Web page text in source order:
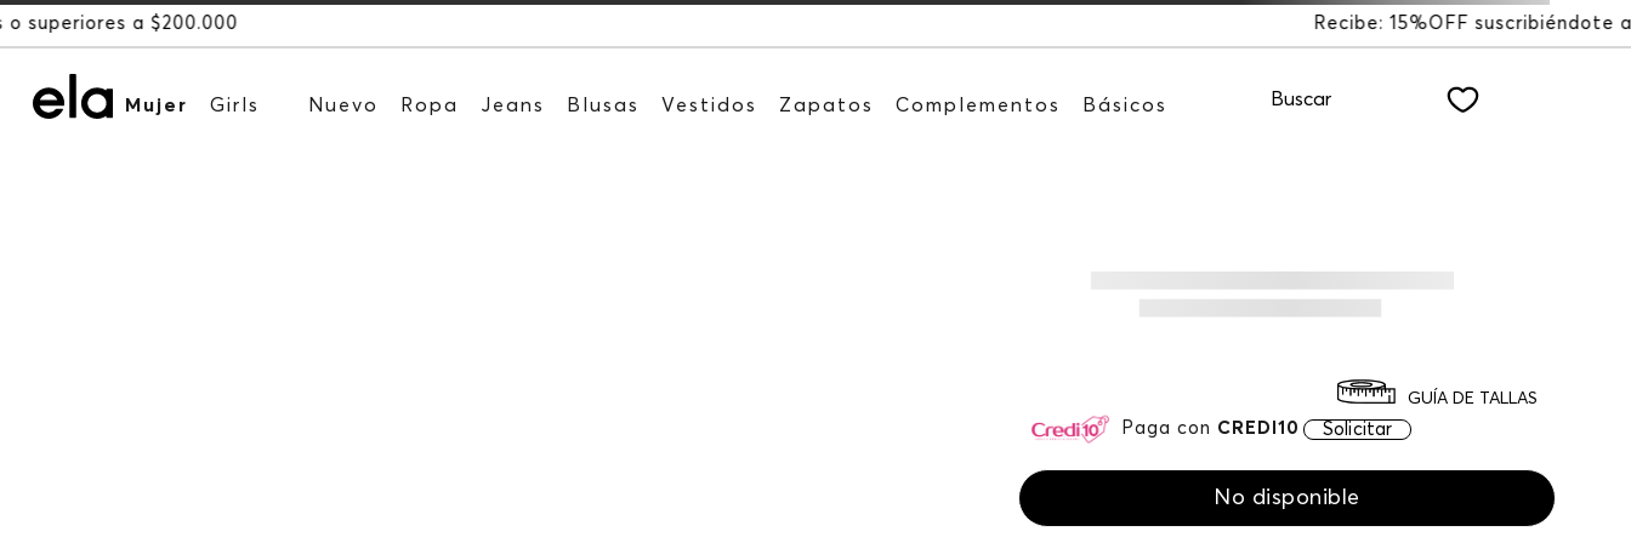
Recibe: 15%OFF suscribiéndote a nuestro NEWSLETTER
Mujer Girls Nuevo Ropa Jeans Blusas Vestidos Zapatos Complementos Básicos Buscar
Paga con CREDI10 Solicitar
GUÍA DE TALLAS
No disponible